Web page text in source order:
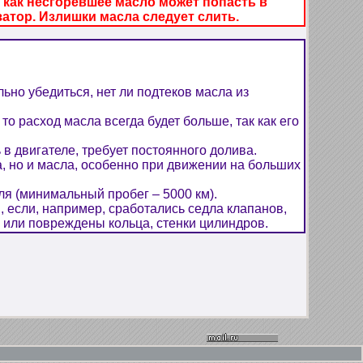
Излишки масла следует слить.
убедиться, нет ли подтеков масла из
масла всегда будет больше, так как его
двигателе, требует постоянного долива.
но и масла, особенно при движении на больших
(минимальный пробег – 5000 км).
если, например, сработались седла клапанов,
повреждены кольца, стенки цилиндров.